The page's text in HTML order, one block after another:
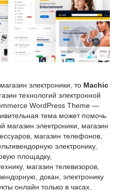
электроники, то Machic
технологий электронной
WordPress Theme —
тема может помочь
магазин электроники, магазин
магазин телефонов,
электронику,
площадку,
магазин телевизоров,
докан, электронику
онлайн только в часах.